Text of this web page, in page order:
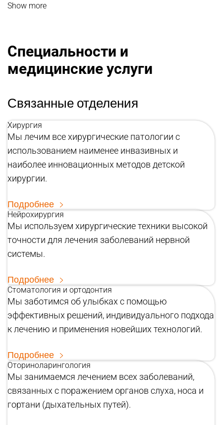
Show more
Специальности и
медицинские услуги
Связанные отделения
Хирургия
Мы лечим все хирургические патологии с
использованием наименее инвазивных и
наиболее инновационных методов детской
хирургии.
Подробнее
Нейрохирургия
Мы используем хирургические техники высокой
точности для лечения заболеваний нервной
системы.
Подробнее
Стоматология и ортодонтия
Мы заботимся об улыбках с помощью
эффективных решений, индивидуального подхода
к лечению и применения новейших технологий.
Подробнее
Оториноларингология
Мы занимаемся лечением всех заболеваний,
связанных с поражением органов слуха, носа и
гортани (дыхательных путей).